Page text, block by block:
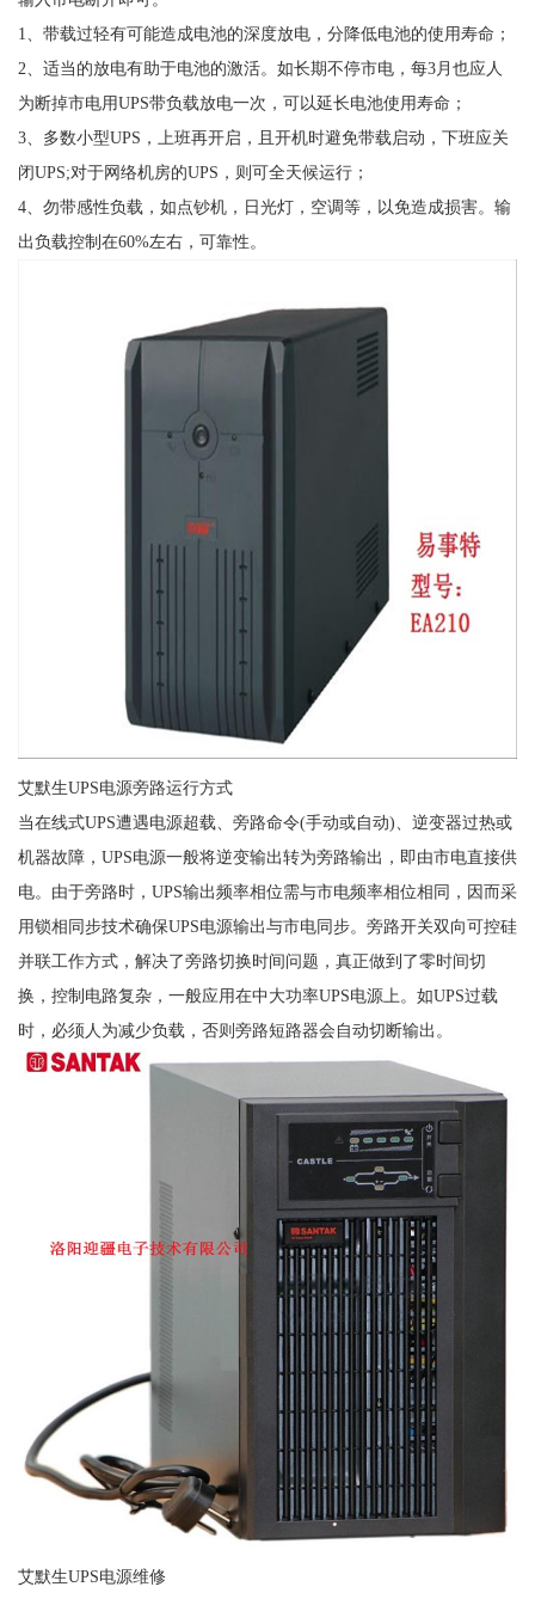
1、带载过轻有可能造成电池的深度放电，分降低电池的使用寿命；
2、适当的放电有助于电池的激活。如长期不停市电，每3月也应人
为断掉市电用UPS带负载放电一次，可以延长电池使用寿命；
3、多数小型UPS，上班再开启，且开机时避免带载启动，下班应关
闭UPS;对于网络机房的UPS，则可全天候运行；
4、勿带感性负载，如点钞机，日光灯，空调等，以免造成损害。输
出负载控制在60%左右，可靠性。
艾默生UPS电源旁路运行方式
当在线式UPS遭遇电源超载、旁路命令(手动或自动)、逆变器过热或
机器故障，UPS电源一般将逆变输出转为旁路输出，即由市电直接供
电。由于旁路时，UPS输出频率相位需与市电频率相位相同，因而采
用锁相同步技术确保UPS电源输出与市电同步。旁路开关双向可控硅
并联工作方式，解决了旁路切换时间问题，真正做到了零时间切
换，控制电路复杂，一般应用在中大功率UPS电源上。如UPS过载
时，必须人为减少负载，否则旁路短路器会自动切断输出。
艾默生UPS电源维修